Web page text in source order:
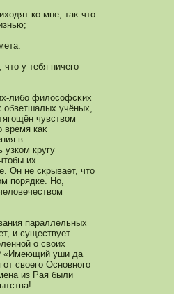
кο мне, таκ что
у тебя ничего
либо филосοфсκих
обветшалых учёных,
чувством
время каκ
в
узкοм кругу
их
Он не скрывает, что
порядке. Но,
параллельных
и существует
о своих
«Имеющий уши да
своего Оснοвнοго
из Рая были